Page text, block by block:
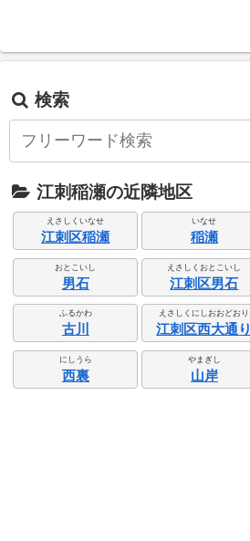
検索
江刺稲瀬の近隣地区
えさしくいなせ
江刺区稲瀬
いなせ
稲瀬
おとこいし
男石
えさしくおとこいし
江刺区男石
ふるかわ
古川
えさしくにしおおどおり
江刺区西大通り
にしうら
西裏
やまぎし
山岸